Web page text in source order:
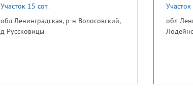
Участок 15 сот.
обл Ленинградская, р-н Волосовский,
д Руссковицы
обл